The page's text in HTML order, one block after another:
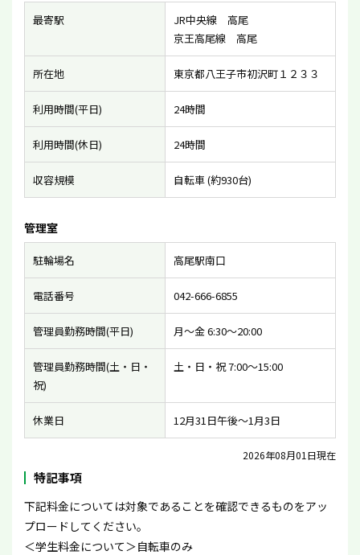
最寄駅
JR中央線 高尾
京王高尾線 高尾
所在地 東京都八王子市初沢町１２３３
利用時間(平日) 24時間
利用時間(休日) 24時間
収容規模 自転車 (約930台)
管理室
駐輪場名 高尾駅南口
電話番号 042-666-6855
管理員勤務時間(平日) 月〜金 6:30〜20:00
管理員勤務時間(土・日・
祝)
土・日・祝 7:00〜15:00
休業日 12月31日午後〜1月3日
2026年08月01日現在
特記事項
下記料金については対象であることを確認できるものをアッ
プロードしてください。
＜学生料金について＞自転車のみ